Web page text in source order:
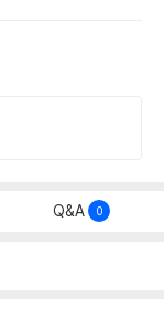
Q&A 0